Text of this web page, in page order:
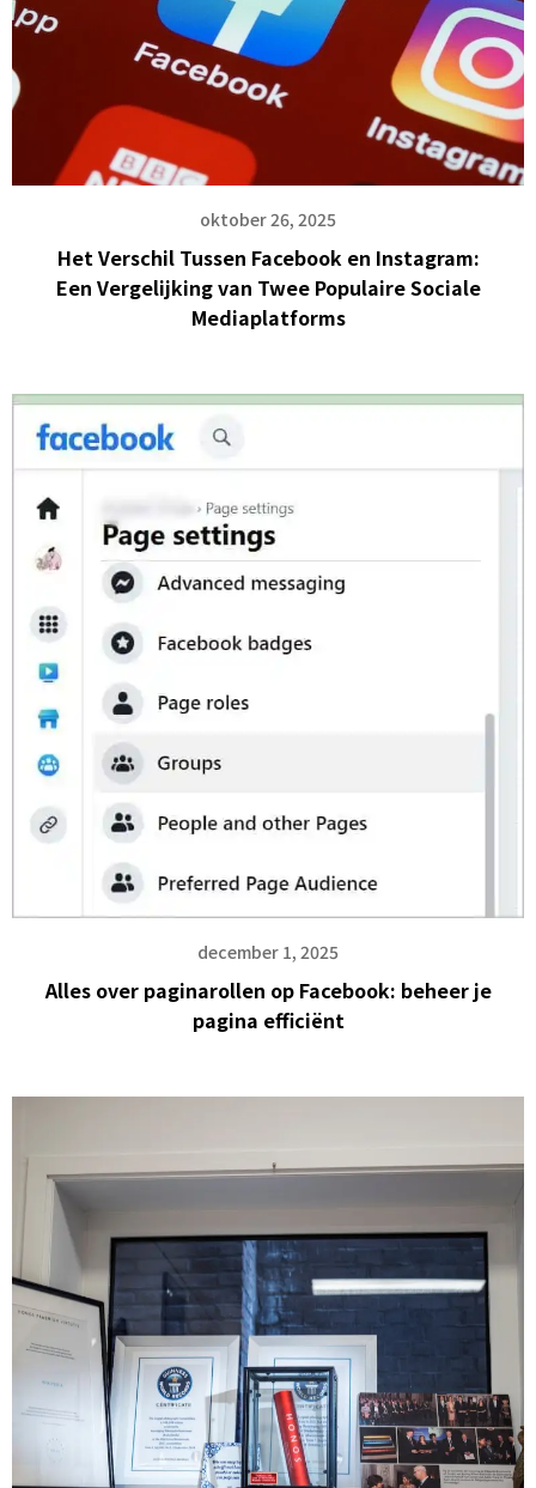
oktober 26, 2025
Het Verschil Tussen Facebook en Instagram:
Een Vergelijking van Twee Populaire Sociale
Mediaplatforms
december 1, 2025
Alles over paginarollen op Facebook: beheer je
pagina efficiënt